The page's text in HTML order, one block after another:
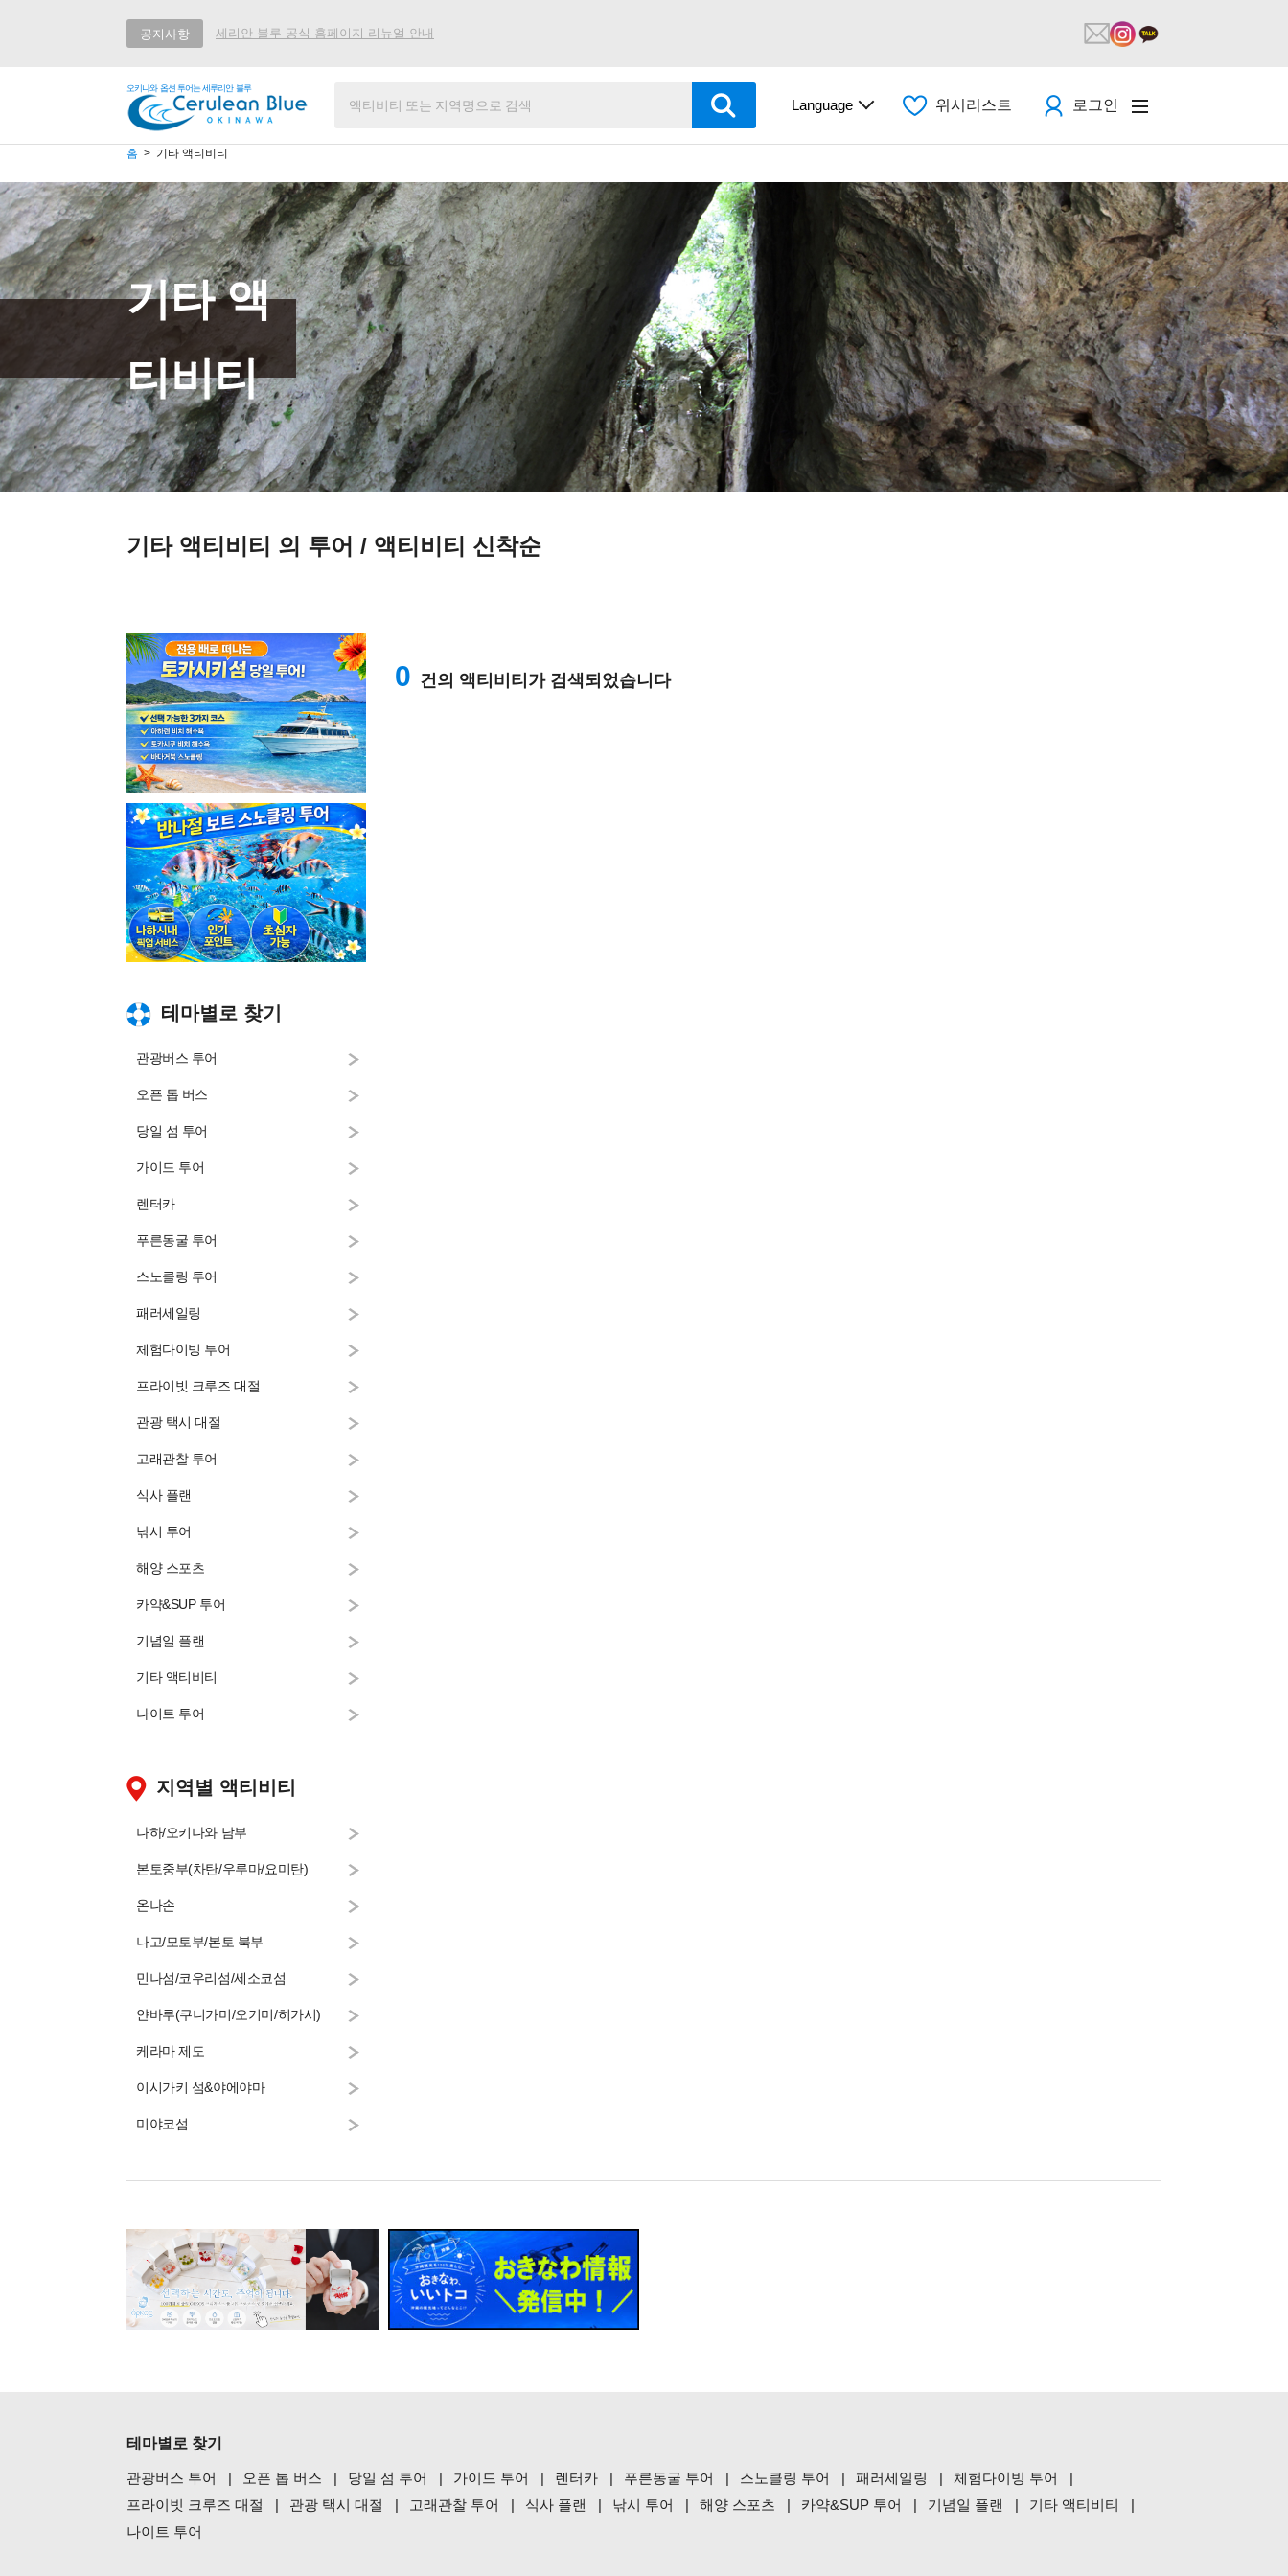
공지사항 세리안 블루 공식 홈페이지 리뉴얼 안내
오키나와 옵션 투어는 세루리안 블루
Language 위시리스트 로그인
홈 기타 액티비티
기타 액
티비티
기타 액티비티 의 투어 / 액티비티 신착순
테마별로 찾기
관광버스 투어
오픈 톱 버스
당일 섬 투어
가이드 투어
렌터카
푸른동굴 투어
스노클링 투어
패러세일링
체험다이빙 투어
프라이빗 크루즈 대절
관광 택시 대절
고래관찰 투어
식사 플랜
낚시 투어
해양 스포츠
카약&SUP 투어
기념일 플랜
기타 액티비티
나이트 투어
지역별 액티비티
나하/오키나와 남부
본토중부(차탄/우루마/요미탄)
온나손
나고/모토부/본토 북부
민나섬/코우리섬/세소코섬
얀바루(쿠니가미/오기미/히가시)
케라마 제도
이시가키 섬&야에야마
미야코섬
0 건의 액티비티가 검색되었습니다
테마별로 찾기
관광버스 투어 오픈 톱 버스 당일 섬 투어 가이드 투어 렌터카 푸른동굴 투어 스노클링 투어 패러세일링
체험다이빙 투어
프라이빗 크루즈 대절
관광 택시 대절 고래관찰 투어 식사 플랜 낚시 투어 해양 스포츠 카약&SUP 투어 기념일 플랜
기타 액티비티
나이트 투어